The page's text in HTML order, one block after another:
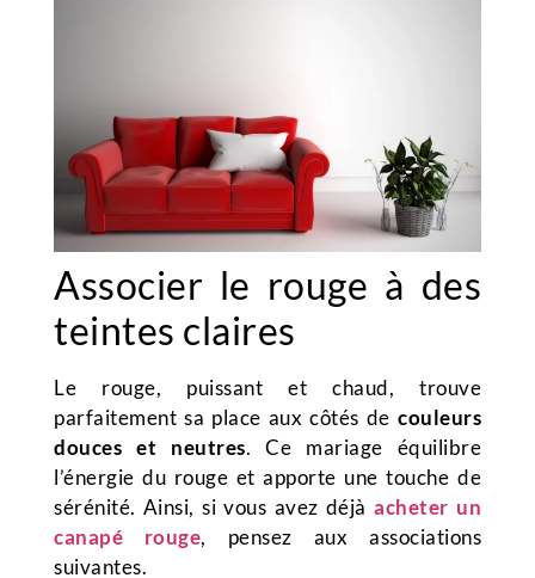
Associer le rouge à des
teintes claires
Le rouge, puissant et chaud, trouve
parfaitement sa place aux côtés de couleurs
douces et neutres. Ce mariage équilibre
l’énergie du rouge et apporte une touche de
sérénité. Ainsi, si vous avez déjàacheter un
canapé rouge, pensez aux associations
suivantes.